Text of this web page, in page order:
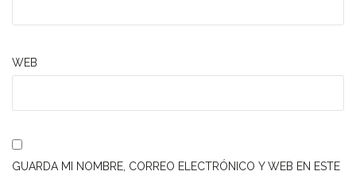
WEB
GUARDA MI NOMBRE, CORREO ELECTRÓNICO Y WEB EN ESTE